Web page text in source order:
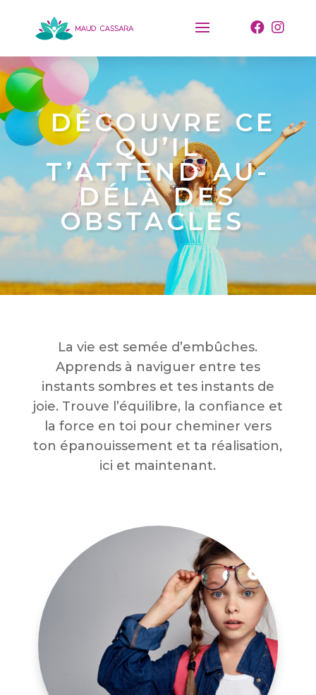
DÉCOUVRE CE
QU’IL
T’ATTEND AU-
DÉLÀ DES
OBSTACLES
La vie est semée d’embûches.
Apprends à naviguer entre tes
instants sombres et tes instants de
joie. Trouve l’équilibre, la confiance et
la force en toi pour cheminer vers
ton épanouissement et ta réalisation,
ici et maintenant.